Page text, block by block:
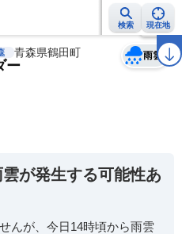
検索 現在地
警報・注意報 2週間天気 ラ
青森県鶴田町
ー
雨雲
天気 台風
雲が発生する可能性あ
んが、今日14時頃から雨雲